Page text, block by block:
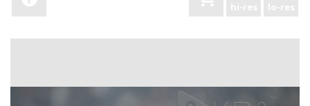
hi-res lo-res